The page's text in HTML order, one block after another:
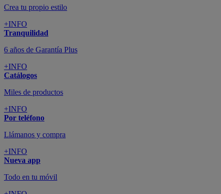
Crea tu propio estilo
+INFO
Tranquilidad
6 años de Garantía Plus
+INFO
Catálogos
Miles de productos
+INFO
Por teléfono
Llámanos y compra
+INFO
Nueva app
Todo en tu móvil